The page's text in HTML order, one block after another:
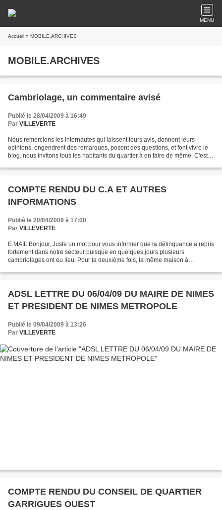
MENU
Accueil » MOBILE.ARCHIVES
MOBILE.ARCHIVES
Cambriolage, un commentaire avisé
Publié le 28/04/2009 à 16:49
Par VILLEVERTE
Nous remercions les internautes qui laissent leurs avis, donnent leurs
opinions, engendrent des remarques, posent des questions, et font vivre le
blog. nous invitons tous les habitants du quartier à en faire de même. C'est
COMPTE RENDU DU C.A ET AUTRES
INFORMATIONS
Publié le 20/04/2009 à 17:00
Par VILLEVERTE
E.MAIL Bonjour, Juste un mot pour vous informer que la délinquance a repris
fortement dans notre secteur puisque en quelques jours plusieurs
cambriolages ont eu lieu. Pour la deuxième fois, la même maison à
ADSL LETTRE DU 06/04/09 DU MAIRE DE NIMES
ET PRESIDENT DE NIMES METROPOLE
Publié le 09/04/2009 à 13:26
Par VILLEVERTE
COMPTE RENDU DU CONSEIL DE QUARTIER
GARRIGUES OUEST